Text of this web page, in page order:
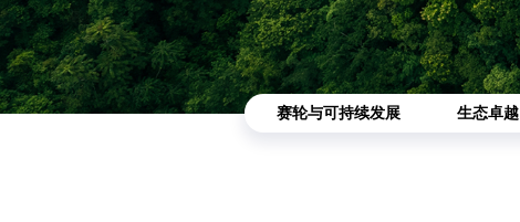
赛轮与可持续发展 生态卓越